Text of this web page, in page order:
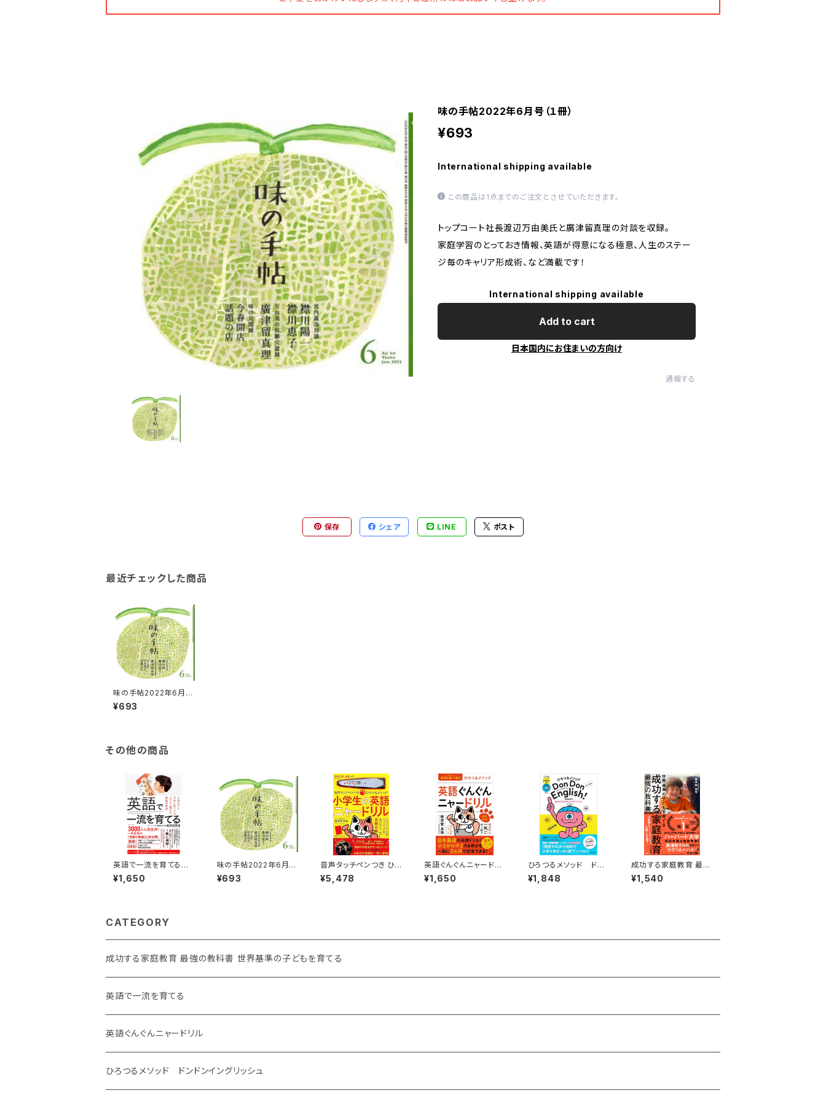
味の手帖2022年6月号（１冊）
¥693
International shipping available
この商品は1点までのご注文とさせていただきます。
トップコート社長渡辺万由美氏と廣津留真理の対談を収録。
家庭学習のとっておき情報、英語が得意になる極意、人生のステー
ジ毎のキャリア形成術、など満載です！
International shipping available
Add to cart
日本国内にお住まいの方向け
通報する
保存 シェア LINE ポスト
最近チェックした商品
味の手帖2022年6月号
（１冊）
¥693
その他の商品
英語で一流を育てる
小学生でも大学入試レ
ベルがスラスラ読める
¥1,650
味の手帖2022年6月号
（１冊）
¥693
音声タッチペンつき ひろ
つるメソッド 小学生の
英語 ニャードリル
¥5,478
英語ぐんぐんニャードリ
ル ひろつるメソッド
最短最速！ゼロから一
¥1,650
ひろつるメソッド ドン
ドンイングリッシュ
¥1,848
成功する家庭教育 最強
の教科書 世界基準の子
どもを育てる
¥1,540
CATEGORY
成功する家庭教育 最強の教科書 世界基準の子どもを育てる
英語で一流を育てる
英語ぐんぐんニャードリル
ひろつるメソッド ドンドンイングリッシュ